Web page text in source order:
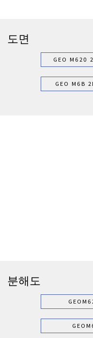
도면
GEO M620
GEO M6B
분해도